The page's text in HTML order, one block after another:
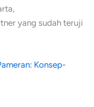
yang sudah teruji
Konsep-